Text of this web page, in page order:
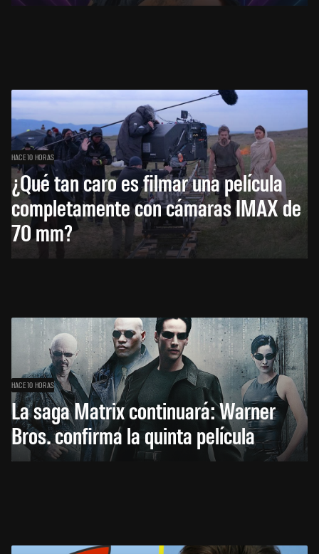
HACE 10 HORAS
¿Qué tan caro es filmar una película
completamente con cámaras IMAX de
70 mm?
HACE 10 HORAS
La saga Matrix continuará: Warner
Bros. confirma la quinta película